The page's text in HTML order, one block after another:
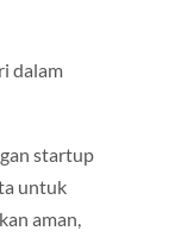
dalam
startup
untuk
aman,